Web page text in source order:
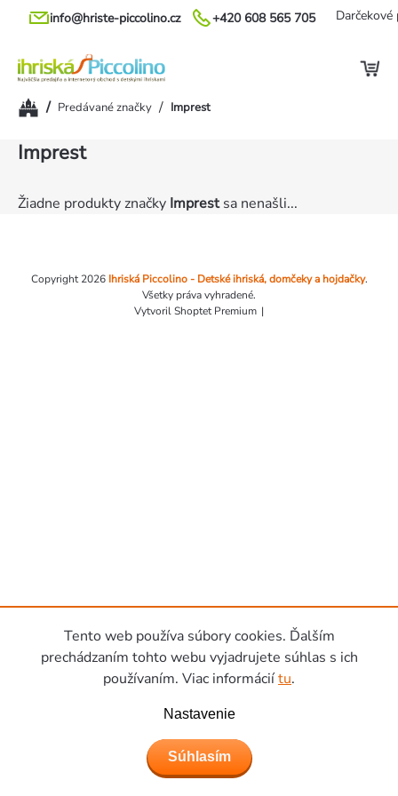
Tento web používa súbory cookies. Ďalším
prechádzaním tohto webu vyjadrujete súhlas s ich
používaním. Viac informáciítu.
Nastavenie
Súhlasím
Prejsť
+420 608 565 705
info@hriste-piccolino.cz Darčekové
Domov
/ Predávané značky / Imprest
Imprest
Žiadne produkty značky Imprestsa nenašli...
Vytvoril Shoptet Premium
Copyright 2026 Ihriská Piccolino - Detské ihriská, domčeky a hojdačky.
Všetky práva vyhradené.